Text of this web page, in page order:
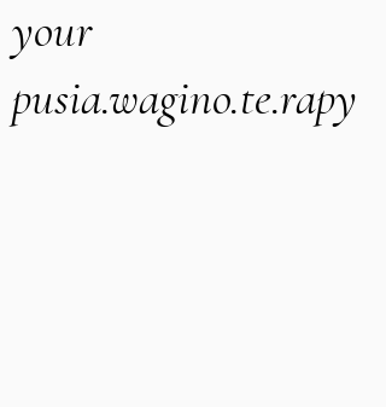
your
pusia.wagino.te.rapy